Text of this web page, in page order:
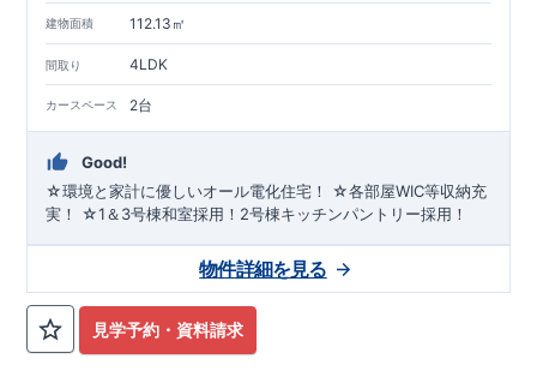
建物面積 112.13㎡
間取り 4LDK
カースペース 2台
Good!
☆環境と家計に優しいオール電化住宅！ ☆各部屋WIC等収納充
実！ ☆1＆3号棟和室採用！2号棟キッチンパントリー採用！
見学予約・資料請求
物件詳細を見る